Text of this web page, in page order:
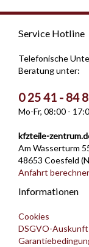
Service Hotline
Telefonische
Beratung unter:
0 25 41 - 84
Mo-Fr, 08:00 -
kfzteile-
Am Wasserturm
48653 Coesfeld
Anfahrt
Informationen
Cookies
DSGVO-Auskunft